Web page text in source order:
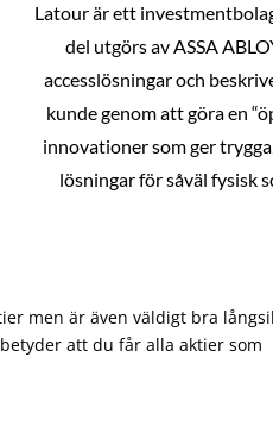
Latour är ett
del utgörs av ASSA
accesslösningar och
kunde genom att göra en
innovationer som ger
lösningar för såväl fysisk
men är även väldigt bra
att du får alla aktier som